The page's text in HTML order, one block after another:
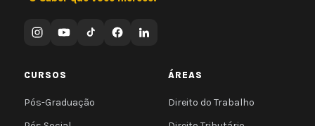
CURSOS
Pós-Graduação
ÁREAS
Direito do Trabalho